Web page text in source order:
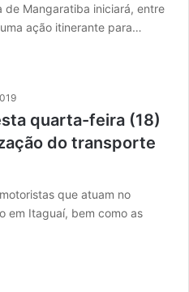
de Mangaratiba iniciará, entre
ação itinerante para…
quarta-feira (18)
do transporte
que atuam no
em Itaguaí, bem como as